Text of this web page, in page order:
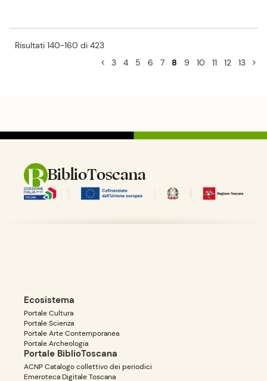
Risultati 140-160 di 423
3
4 5 6 7 8 9 10 11 12 13
BiblioToscana
Ecosistema
Portale Cultura
Portale Scienza
Portale Arte Contemporanea
Portale Archeologia
Portale BiblioToscana
ACNP Catalogo collettivo dei periodici
Emeroteca Digitale Toscana